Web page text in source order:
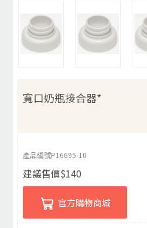
寬口奶瓶接合器*
產品編號P16695-10
建議售價$140
官方購物商城